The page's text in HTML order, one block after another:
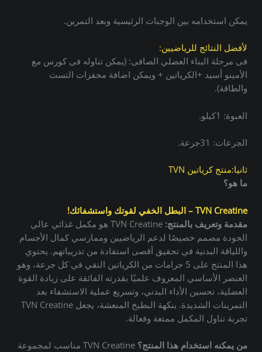
يمكن استخدامه بين الوجبات الرئيسية وبعد التمرين.
لأفضل النتائج للرياضيين:
فى مرحلة البناء العضلي الصافى: (يمكن تناوله فى كورس مع
الأمينو أسيد +الكرياتين + ويمكن اضافة محفزات التست
والطاقة).
العبوة: 1كيلو.
الجرعات: 31جرعة.
ثانيا:منتج كرياتين TVN
ما هو؟
TVN Creatine – البطل الخفي لقوتك واستشفائك!
مقدمة وتعريف بالمنتج:
TVN Creatine هو مكمل غذائي عالي
الجودة مصمم خصيصًا لدعم الرياضيين وممارسي كمال الأجسام
واللياقة البدنية في تحقيق أقصى استفادة من تدريباتهم. يحتوي
هذا المنتج على 5 جرامات من الكرياتين النقي في كل جرعة، وهو
العنصر الأساسي المعروف علميًا بقدرته الفائقة على زيادة القوة
العضلية، تحسين الأداء البدني، وتسريع عملية الاستشفاء بعد
التمرينات الشديدة. بنكهة البطيخ المنعشة، يجعل TVN Creatine
تجربة تناول المكمل ممتعة وفعالة.
من يمكنه استخدام هذا المنتج؟
TVN Creatine مناسب لمجموعة